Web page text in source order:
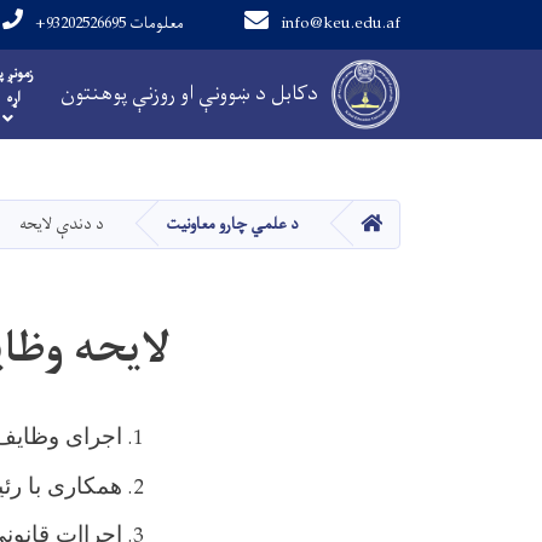
دکابل د ښوونې او روزنې پوهنتون
info@keu.edu.af +93202526695 معلومات
Main navigation
زمونږ
اړه
کور د علمي چارو معاونیت د دندې لایحه
لایحه
اجرای
همکاری با
اجراات